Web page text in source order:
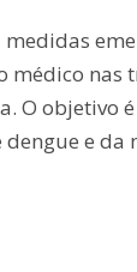
nas
O objetivo
e da